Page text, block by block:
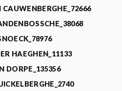
HAEGHEN_11133
DORPE_135356